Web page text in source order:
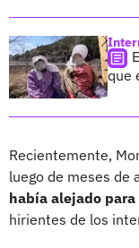
que
Recientemente,
luego de meses de
había alejado
hirientes de los